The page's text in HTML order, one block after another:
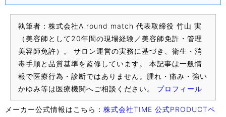
執筆者：株式会社A round match 代表取締役 竹山 実
（美容師として20年間の現場経験／美容師免許・管理
美容師免許）。 サロン運営の実務に基づき、衛生・消
毒手順と品質基準を監修しています。 本記事は一般情
報で医療行為・診断ではありません。腫れ・痛み・強い
かゆみ等は医療機関へご相談ください。 プロフィール
メーカー公式情報はこちら： 株式会社TIME 公式PRODUCTペ